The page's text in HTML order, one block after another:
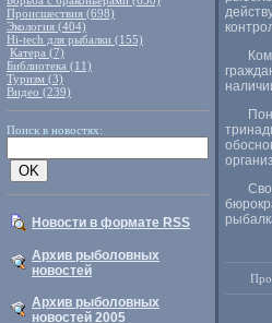
Происшествия (698)
Экология (404)
Hi-tech для рыбалки (155)
Катера (7)
Библиотека (11)
Туризм (3)
Видео (239)
Поиск в новостях:
Новости в формате RSS
Архив рыболовных
новостей
Архив рыболовных
новостей 2005